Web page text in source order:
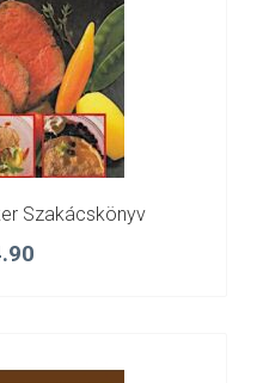
Szakácskönyv